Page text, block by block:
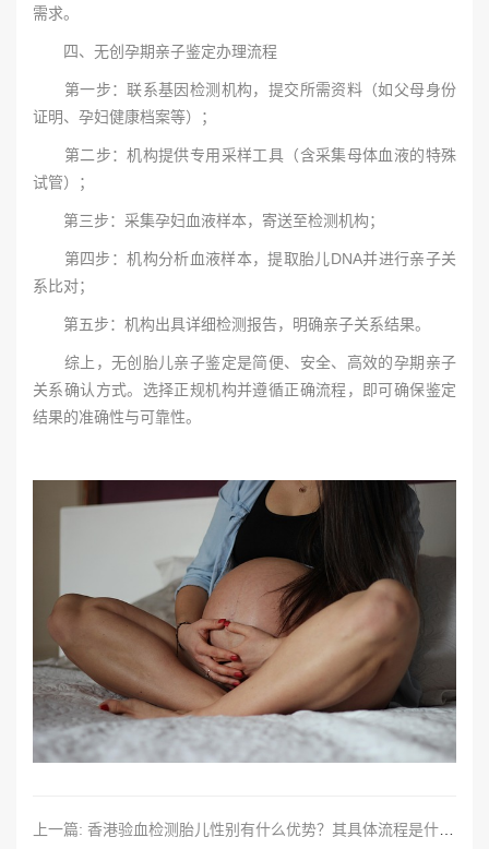
需求。
四、无创孕期亲子鉴定办理流程
第一步：联系基因检测机构，提交所需资料（如父母身份
证明、孕妇健康档案等）；
第二步：机构提供专用采样工具（含采集母体血液的特殊
试管）；
第三步：采集孕妇血液样本，寄送至检测机构；
第四步：机构分析血液样本，提取胎儿DNA并进行亲子关
系比对；
第五步：机构出具详细检测报告，明确亲子关系结果。
综上，无创胎儿亲子鉴定是简便、安全、高效的孕期亲子
关系确认方式。选择正规机构并遵循正确流程，即可确保鉴定
结果的准确性与可靠性。